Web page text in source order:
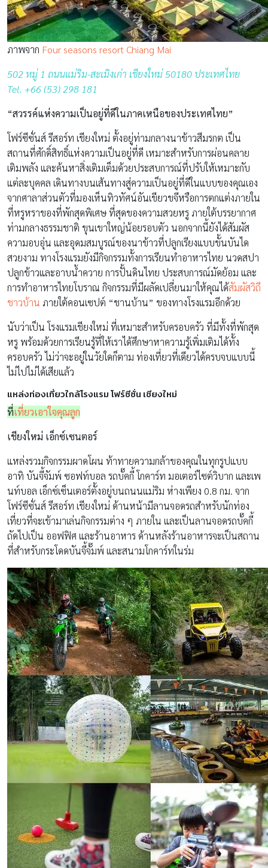
ภาพจาก Four seasons resort Chiang Mai
502 หมู่ 1 ถนนแม่ริม-สะเมิงเก่า เชียงใหม่ 50180 ประเทศไทย
Tel. +66 (53) 298 181
“สวรรค์แห่งความเป็นอยู่ที่ดีในภาคเหนือของประเทศไทย”
โฟร์ซีซั่นส์ รีสอร์ท เชียงใหม่ ตั้งอยู่ท่ามกลางนาข้าวสีมรกต เป็น
สถานที่ศักดิ์สิทธิ์แห่งความเป็นอยู่ที่ดี เหมาะสำหรับการผ่อนคลาย
เติมพลัง และค้นหาสิ่งเติมเต็มด้วยประสบการณ์ที่ปรับให้เหมาะกับ
แต่ละบุคคล เดินทางบนเส้นทางสู่ความเป็นอยู่ที่ดีในแบบของคุณเอง
จากศาลาส่วนตัวที่มองเห็นทิวทัศน์อันเขียวขจีหรือการตกแต่งภายใน
ที่หรูหราของที่พักสุดพิเศษ ที่สุดของความสวยหรู ภายใต้บรรยากาศ
ท่ามกลางธรรมชาติ ขุนเขาใหญ่น้อยรอบตัว นอกจากนี้ยังได้สัมผัส
ความอบอุ่น และอุดมสมบูรณ์ของนาข้าวที่ปลูกเรียงแบบขั้นบันได
สวยงาม ทางโรงแรมยังมีกิจกรรมทั้งการเรียนทำอาหารไทย นวดสปา
ปลูกข้าวและอาบน้ำควาย การปั้นดินไทย ประสบการณ์มัดย้อม และ
การทำอาหารไทยโบราณ กิจกรรมที่มีผลัดเปลี่ยนมาให้คุณได้สัมผัสวิถี
ชาวบ้าน ภายใต้คอนเซปต์ “ชานบ้าน” ของทางโรงแรมอีกด้วย
นับว่าเป็น โรงแรมเชียงใหม่ ที่เหมาะสำหรับครอบครัว ที่มีทั้งที่พักสุด
หรู พร้อมด้วยการเรียนรู้ที่ให้เราได้ศึกษาหาความรู้เพิ่มเติมได้ทั้ง
ครอบครัว ไม่ว่าจะอยู่ในวัยใดก็ตาม ท่องเที่ยวที่เดียวได้ครบจบแบบนี้
ไม่ไปไม่ได้เสียแล้ว
แหล่งท่องเที่ยวใกล้โรงแรม โฟร์ซีซั่น เชียงใหม่
ที่เที่ยวเอาใจคุณลูก
เชียงใหม่ เอ็กซ์เซนตอร์
แหล่งรวมกิจกรรมผาดโผน ท้าทายความกล้าของคุณในทุกรูปแบบ
อาทิ บันจี้จัมพ์ ซอฟท์บอล รถบั๊คกี้ โกคาร์ท มอเตอร์ไซต์วิบาก และเพ
นท์บอล เอ็กซ์เซ็นเตอร์ตั้งอยู่บนถนนแม่ริม ห่างเพียง 0.8 กม. จาก
โฟร์ซีซั่นส์ รีสอร์ท เชียงใหม่ ด้านหน้ามีลานจอดรถสำหรับนักท่อง
เที่ยวที่จะเข้ามาเล่นกิจกรรมต่าง ๆ ภายใน และเป็นลานจอดรถบั๊คกี้
ถัดไปเป็น ออฟฟิศ และร้านอาหาร ด้านหลังร้านอาหารจะเป็นสถาน
ที่สำหรับกระโดดบันจี้จั๊มพ์ และสนามโกคาร์ทในร่ม